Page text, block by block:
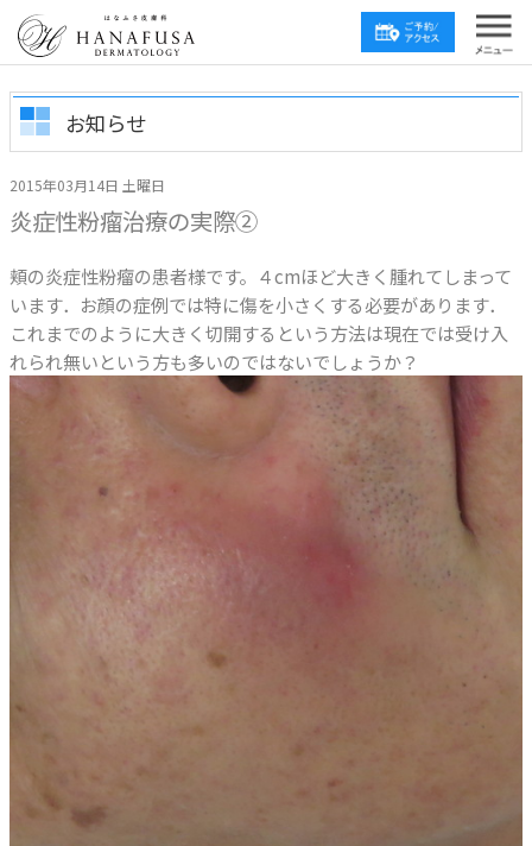
お知らせ
2015年03月14日 土曜日
炎症性粉瘤治療の実際②
頬の炎症性粉瘤の患者様です。４cmほど大きく腫れてしまって
います．お顔の症例では特に傷を小さくする必要があります．
これまでのように大きく切開するという方法は現在では受け入
れられ無いという方も多いのではないでしょうか？